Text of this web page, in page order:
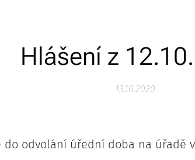
Hlášení z
13.10.2020
odvolání úřední doba na úřadě